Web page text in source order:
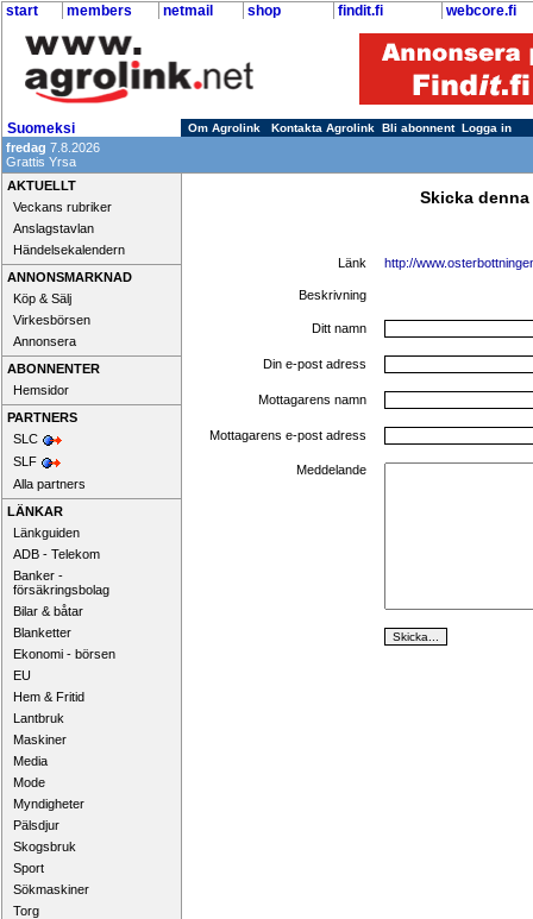
start members netmail shop findit.fi webcore.fi
Suomeksi Om Agrolink Kontakta Agrolink Bli abonnent Logga in
fredag 7.8.2026
Grattis Yrsa
AKTUELLT
Veckans rubriker
Anslagstavlan
Händelsekalendern
ANNONSMARKNAD
Köp & Sälj
Virkesbörsen
Annonsera
ABONNENTER
Hemsidor
PARTNERS
SLC
SLF
Alla partners
LÄNKAR
Länkguiden
ADB - Telekom
Banker -
försäkringsbolag
Bilar & båtar
Blanketter
Ekonomi - börsen
EU
Hem & Fritid
Lantbruk
Maskiner
Media
Mode
Myndigheter
Pälsdjur
Skogsbruk
Sport
Sökmaskiner
Torg
Skicka
Länk http://
Beskrivning
Ditt namn
Din e-post adress
Mottagarens namn
Mottagarens e-post adress
Meddelande